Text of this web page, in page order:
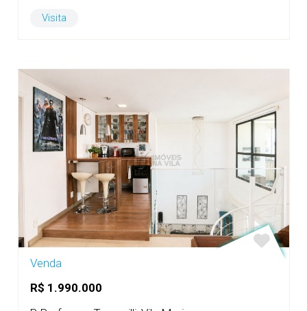
Visita
Venda
R$ 1.990.000